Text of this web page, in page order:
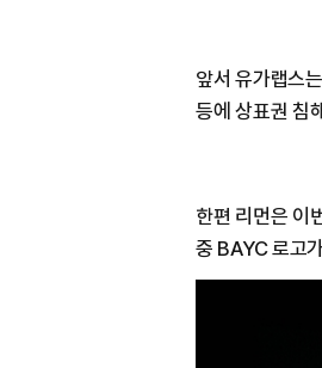
앞서 유가랩스
등에 상표권 침
한편 리먼은 이
중 BAYC 로고